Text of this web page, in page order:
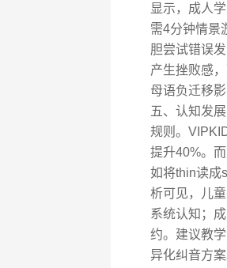
显示，成人
需4分钟情景
胆尝试错误
产生挫败感
母语负迁移
五、认知发
规则。
提升40%。
如将thin读成
析可见，儿
系统认知；
约。建议教
异化纠音方